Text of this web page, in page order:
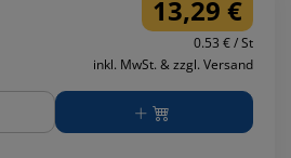
13,29 €
0.53 € / St
inkl. MwSt. & zzgl. Versand